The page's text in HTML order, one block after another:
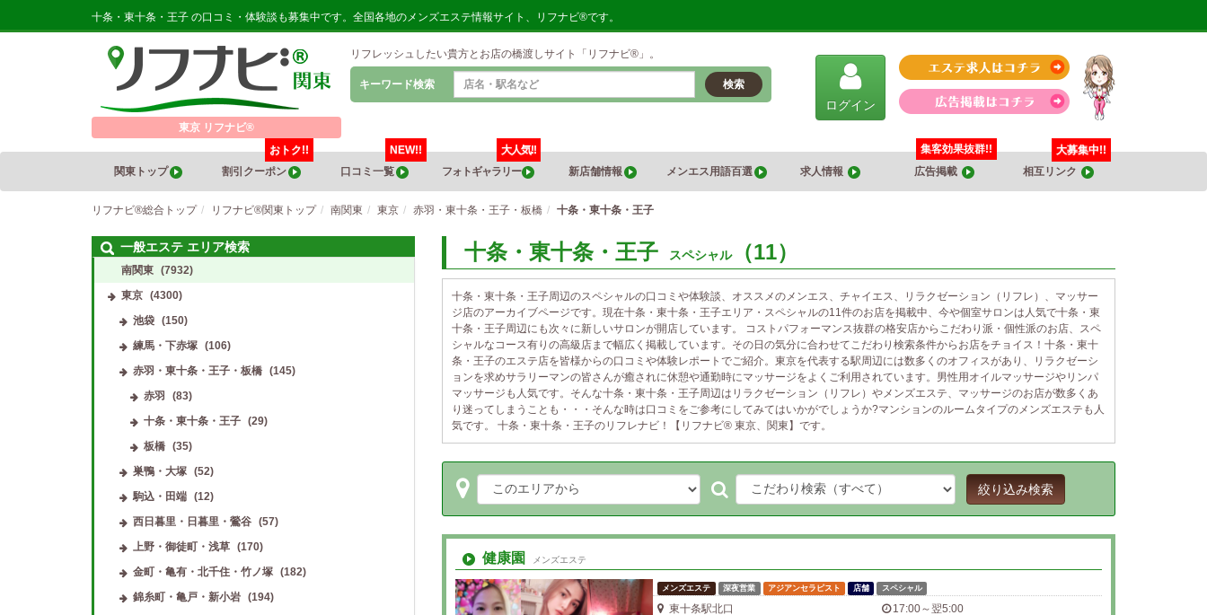
十条・東十条・王子 の口コミ・体験談も募集中です。全国各地のメンズエステ情報サイト、リフナビ®です。
東京 リフナビ®
リフレッシュしたい貴方とお店の橋渡しサイト「リフナビ®」。
キーワード検索 検索
ログイン
関東トップ 割引クーポン
おトク!!
口コミ一覧
NEW!!
フォトギャラリー
大人気!!
新店舗情報
メンエス用語百選 求人情報 広告掲載
集客効果抜群!!
相互リンク
大募集中!!
リフナビ®総合トップ リフナビ®関東トップ 南関東 東京 赤羽・東十条・王子・板橋 十条・東十条・王子
十条・東十条・王子 スペシャル（11）
十条・東十条・王子周辺のスペシャルの口コミや体験談、オススメのメンエス、チャイエス、リラクゼーション（リフレ）、マッサー
ジ店のアーカイブページです。現在十条・東十条・王子エリア・スペシャルの11件のお店を掲載中、今や個室サロンは人気で十条・東
十条・王子周辺にも次々に新しいサロンが開店しています。 コストパフォーマンス抜群の格安店からこだわり派・個性派のお店、スペ
シャルなコース有りの高級店まで幅広く掲載しています。その日の気分に合わせてこだわり検索条件からお店をチョイス！十条・東十
条・王子のエステ店を皆様からの口コミや体験レポートでご紹介。東京を代表する駅周辺には数多くのオフィスがあり、リラクゼーシ
ョンを求めサラリーマンの皆さんが癒されに休憩や通勤時にマッサージをよくご利用されています。男性用オイルマッサージやリンパ
マッサージも人気です。そんな十条・東十条・王子周辺はリラクゼーション（リフレ）やメンズエステ、マッサージのお店が数多くあ
り迷ってしまうことも・・・そんな時は口コミをご参考にしてみてはいかがでしょうか?マンションのルームタイプのメンズエステも人
気です。 十条・東十条・王子のリフレナビ！【リフナビ® 東京、関東】です。
絞り込み検索
健康園 メンズエステ
メンズエステ 深夜営業 アジアンセラピスト 店舗 スペシャル
東十条駅北口
17:00～翌5:00
一般エステ エリア検索
南関東 (7932)
東京 (4300)
池袋
(150)
練馬・下赤塚
(106)
赤羽・東十条・王子・板橋
(145)
赤羽
(83)
十条・東十条・王子 (29)
板橋 (35)
巣鴨・大塚
(52)
駒込・田端
(12)
西日暮里・日暮里・鶯谷
(57)
上野・御徒町・浅草
(170)
金町・亀有・北千住・竹ノ塚
(182)
錦糸町・亀戸・新小岩
(194)